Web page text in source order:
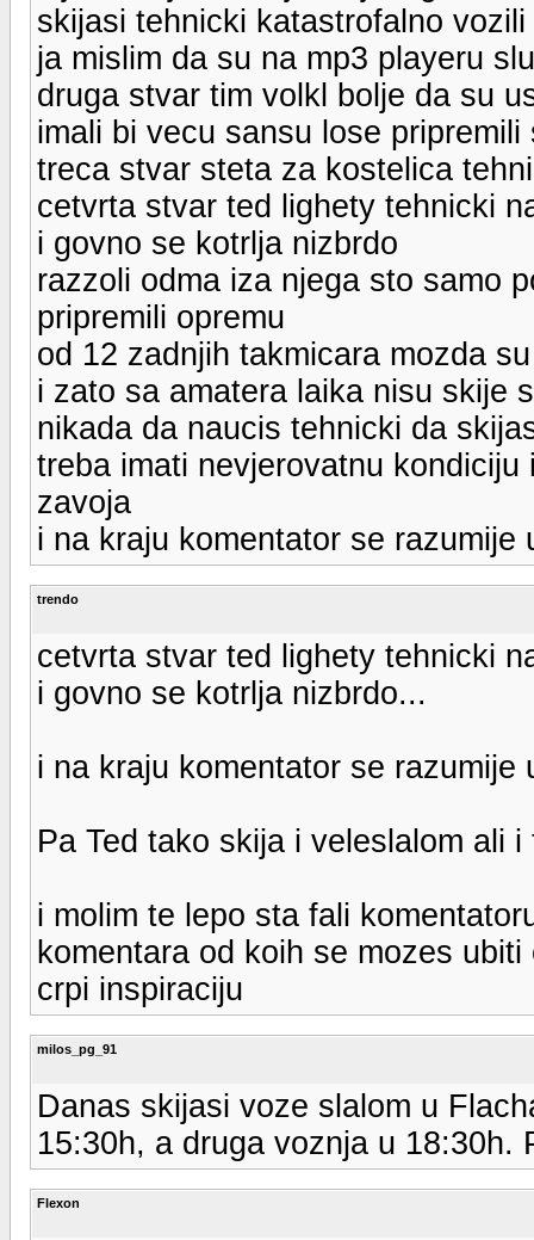
skijasi tehnicki katastrofalno vozili
ja mislim da su na mp3 playeru
druga stvar tim volkl bolje da su
imali bi vecu sansu lose
treca stvar steta za kostelica
cetvrta stvar ted lighety tehnicki
i govno se kotrlja nizbrdo
razzoli odma iza njega sto samo
pripremili opremu
od 12 zadnjih takmicara mozda
i zato sa amatera laika nisu skije
nikada da naucis tehnicki da
treba imati nevjerovatnu
zavoja
i na kraju komentator se
trendo
cetvrta stvar ted lighety tehnicki
i govno se kotrlja nizbrdo...
i na kraju komentator se
Pa Ted tako skija i veleslalom ali
i molim te lepo sta fali
komentara od koih se mozes
crpi inspiraciju
milos_pg_91
Danas skijasi voze slalom u
15:30h, a druga voznja u 18:30h.
Flexon